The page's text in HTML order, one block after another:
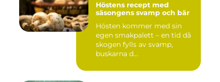
Höstens recept med
säsongens svamp och bär
Hösten kommer med sin
egen smakpalett – en tid då
skogen fylls av svamp,
buskarna d...